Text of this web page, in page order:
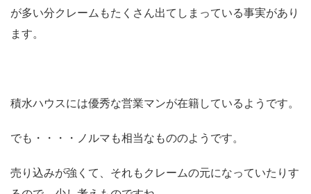
が多い分クレームもたくさん出てしまっている事実があり
ます。
積水ハウスには優秀な営業マンが在籍しているようです。
でも・・・・ノルマも相当なもののようです。
売り込みが強くて、それもクレームの元になっていたりす